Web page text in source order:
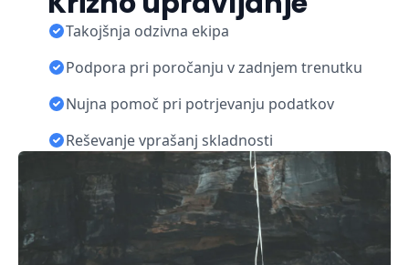
Takojšnja odzivna ekipa
Podpora pri poročanju v zadnjem trenutku
Nujna pomoč pri potrjevanju podatkov
Reševanje vprašanj skladnosti